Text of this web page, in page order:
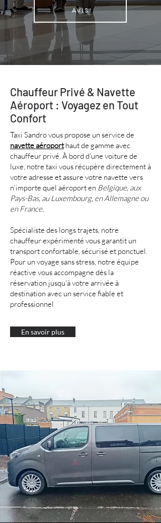
AVIS
Chauffeur Privé & Navette
Aéroport : Voyagez en Tout
Confort
Taxi Sandro vous propose un service de
navette aéroporthaut de gamme avec
chauffeur privé. À bord d’une voiture de
luxe, notre taxi vous récupère directement à
votre adresse et assure votre navette vers
n’importe quel aéroport en Belgique, aux
Pays-Bas, au Luxembourg, en Allemagne ou
en France.
Spécialiste des longs trajets, notre
chauffeur expérimenté vous garantit un
transport confortable, sécurisé et ponctuel.
Pour un voyage sans stress, notre équipe
réactive vous accompagne dès la
réservation jusqu’à votre arrivée à
destination avec un service fiable et
professionnel
En savoir plus